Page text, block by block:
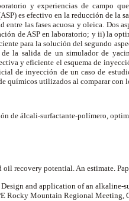
y experiencias de campo
es efectivo en la reducción de la
las fases acuosa y oleica. Dos
de ASP en laboratorio; y ii) la
para la solución del segundo
la salida de un simulador de
y eficiente el esquema de
de inyección de un caso de
químicos utilizados al comparar con
de álcali-surfactante-polímero,
oil recovery potential. An estimate.
and application of an alkaline-
Rocky Mountain Regional Meeting,